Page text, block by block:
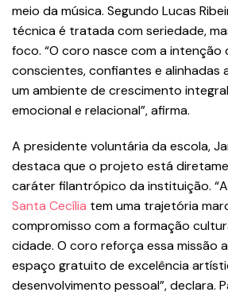
meio da música. Segundo Lucas
técnica é tratada com seriedade,
foco. “O coro nasce com a intenção
conscientes, confiantes e alinhadas
um ambiente de crescimento
emocional e relacional”, afirma.
A presidente voluntária da escola,
destaca que o projeto está
caráter filantrópico da instituição. “A
Santa Cecília tem uma trajetória
compromisso com a formação
cidade. O coro reforça essa missão
espaço gratuito de excelência
desenvolvimento pessoal”, declara.